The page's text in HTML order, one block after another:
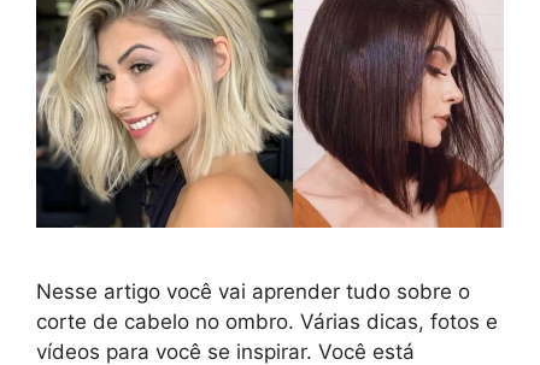
Nesse artigo você vai aprender tudo sobre o
corte de cabelo no ombro. Várias dicas, fotos e
vídeos para você se inspirar. Você está